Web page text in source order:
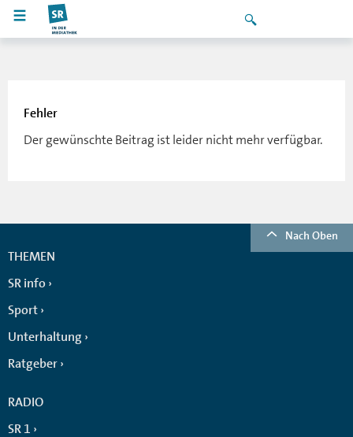
Fehler
Der gewünschte Beitrag ist leider nicht mehr verfügbar.
Nach Oben
THEMEN
SR info
Sport
Unterhaltung
Ratgeber
RADIO
SR 1